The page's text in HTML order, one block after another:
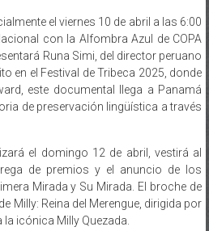
el viernes 10 de abril a las 6:00
con la Alfombra Azul de COPA
Runa Simi, del director peruano
en el Festival de Tribeca 2025, donde
este documental llega a Panamá
de preservación lingüística a través
el domingo 12 de abril, vestirá al
de premios y el anuncio de los
Mirada y Su Mirada. El broche de
Milly: Reina del Merengue, dirigida por
la icónica Milly Quezada.